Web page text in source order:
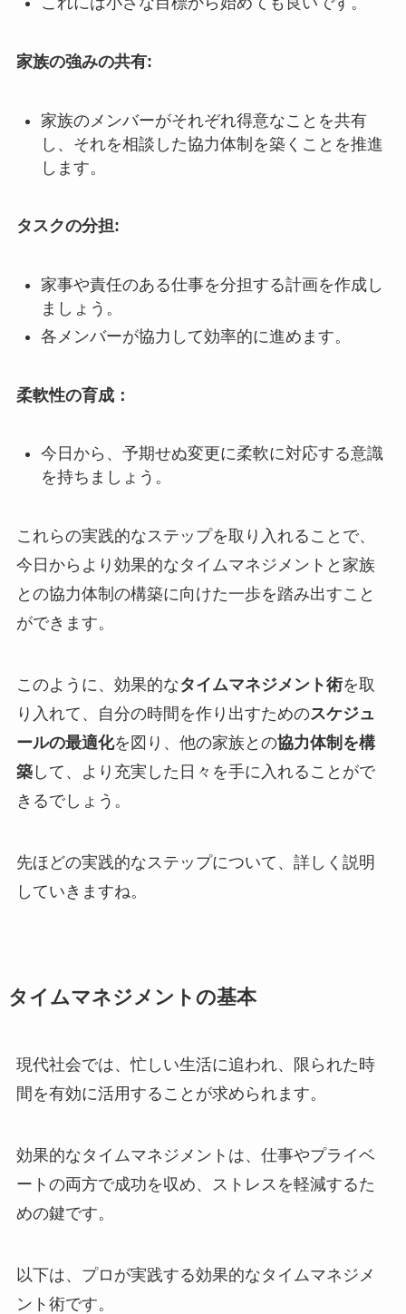
家族の強みの共有:
家族のメンバーがそれぞれ得意なことを共有
し、それを相談した協力体制を築くことを推進
します。
タスクの分担:
家事や責任のある仕事を分担する計画を作成し
ましょう。
各メンバーが協力して効率的に進めます。
柔軟性の育成：
今日から、予期せぬ変更に柔軟に対応する意識
を持ちましょう。
これらの実践的なステップを取り入れることで、
今日からより効果的なタイムマネジメントと家族
との協力体制の構築に向けた一歩を踏み出すこと
ができます。
このように、効果的なタイムマネジメント術を取
り入れて、自分の時間を作り出すためのスケジュ
ールの最適化を図り、他の家族との協力体制を構
築して、より充実した日々を手に入れることがで
きるでしょう。
先ほどの実践的なステップについて、詳しく説明
していきますね。
タイムマネジメントの基本
現代社会では、忙しい生活に追われ、限られた時
間を有効に活用することが求められます。
効果的なタイムマネジメントは、仕事やプライベ
ートの両方で成功を収め、ストレスを軽減するた
めの鍵です。
以下は、プロが実践する効果的なタイムマネジメ
ント術です。